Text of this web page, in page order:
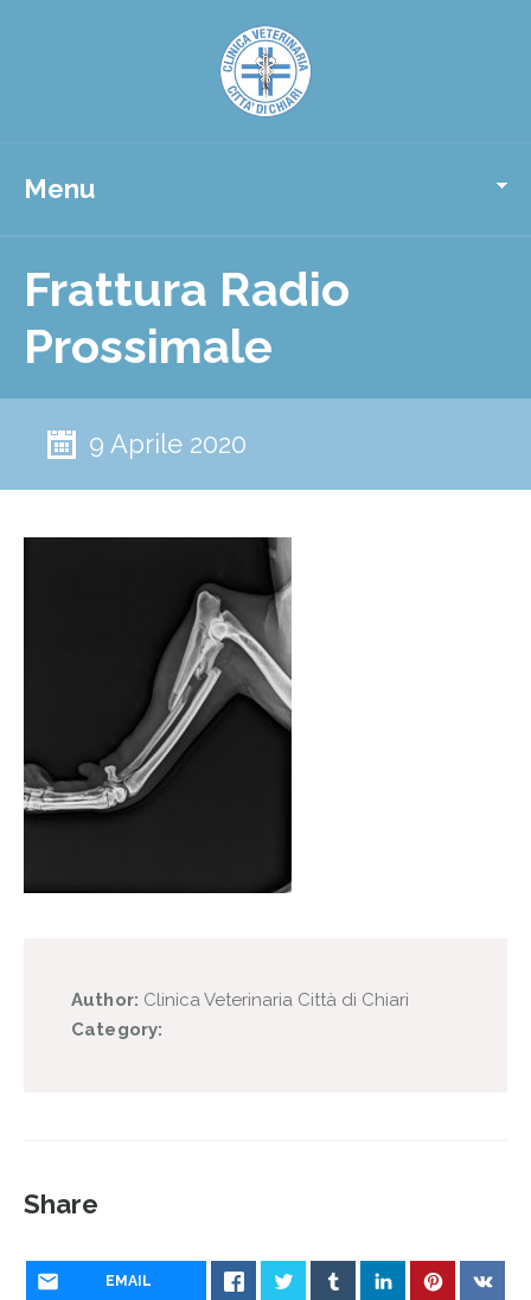
Menu
Frattura Radio
Prossimale
9 Aprile 2020
Author: Clinica Veterinaria Città di Chiari
Category:
Share
EMAIL